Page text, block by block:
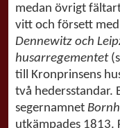
medan övrigt
vitt och försett
Dennewitz och
husarregementet
till Kronprinsens
två hedersstandar.
segernamnet
utkämpades 1813.